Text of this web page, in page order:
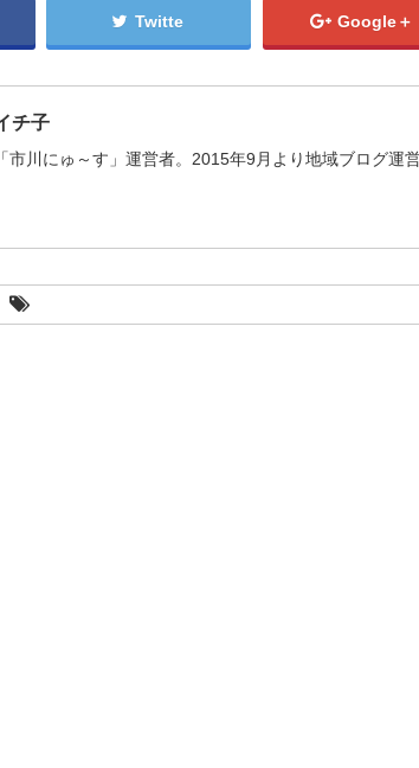
Twitte Google＋
チ子
「市川にゅ～す」運営者。2015年9月より地域ブログ運